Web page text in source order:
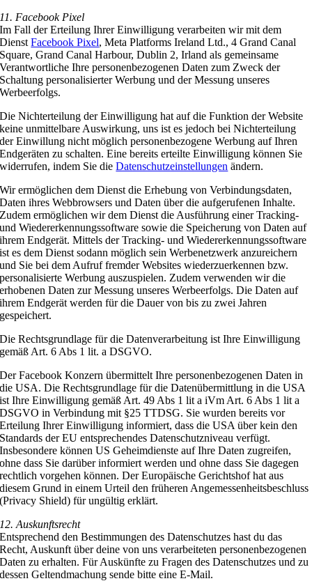
11. Facebook Pixel
Im Fall der Erteilung Ihrer Einwilligung verarbeiten wir mit dem
DienstFacebook Pixel, Meta Platforms Ireland Ltd., 4 Grand Canal
Square, Grand Canal Harbour, Dublin 2, Irland als gemeinsame
Verantwortliche Ihre personenbezogenen Daten zum Zweck der
Schaltung personalisierter Werbung und der Messung unseres
Werbeerfolgs.
Die Nichterteilung der Einwilligung hat auf die Funktion der Website
keine unmittelbare Auswirkung, uns ist es jedoch bei Nichterteilung
der Einwillung nicht möglich personenbezogene Werbung auf Ihren
Endgeräten zu schalten. Eine bereits erteilte Einwilligung können Sie
widerrufen, indem Sie dieDatenschutzeinstellungen ändern.
Wir ermöglichen dem Dienst die Erhebung von Verbindungsdaten,
Daten ihres Webbrowsers und Daten über die aufgerufenen Inhalte.
Zudem ermöglichen wir dem Dienst die Ausführung einer Tracking-
und Wiedererkennungssoftware sowie die Speicherung von Daten auf
ihrem Endgerät. Mittels der Tracking- und Wiedererkennungssoftware
ist es dem Dienst sodann möglich sein Werbenetzwerk anzureichern
und Sie bei dem Aufruf fremder Websites wiederzuerkennen bzw.
personalisierte Werbung auszuspielen. Zudem verwenden wir die
erhobenen Daten zur Messung unseres Werbeerfolgs. Die Daten auf
ihrem Endgerät werden für die Dauer von bis zu zwei Jahren
gespeichert.
Die Rechtsgrundlage für die Datenverarbeitung ist Ihre Einwilligung
gemäß Art. 6 Abs 1 lit. a DSGVO.
Der Facebook Konzern übermittelt Ihre personenbezogenen Daten in
die USA. Die Rechtsgrundlage für die Datenübermittlung in die USA
ist Ihre Einwilligung gemäß Art. 49 Abs 1 lit a iVm Art. 6 Abs 1 lit a
DSGVO in Verbindung mit §25 TTDSG. Sie wurden bereits vor
Erteilung Ihrer Einwilligung informiert, dass die USA über kein den
Standards der EU entsprechendes Datenschutzniveau verfügt.
Insbesondere können US Geheimdienste auf Ihre Daten zugreifen,
ohne dass Sie darüber informiert werden und ohne dass Sie dagegen
rechtlich vorgehen können. Der Europäische Gerichtshof hat aus
diesem Grund in einem Urteil den früheren Angemessenheitsbeschluss
(Privacy Shield) für ungültig erklärt.
12. Auskunftsrecht
Entsprechend den Bestimmungen des Datenschutzes hast du das
Recht, Auskunft über deine von uns verarbeiteten personenbezogenen
Daten zu erhalten. Für Auskünfte zu Fragen des Datenschutzes und zu
dessen Geltendmachung sende bitte eine E-Mail.